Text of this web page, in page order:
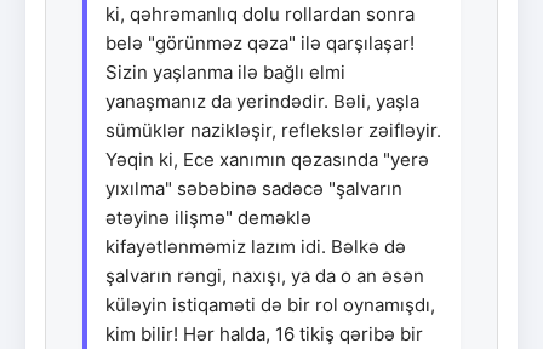
ki, qəhrəmanlıq dolu rollardan sonra
belə "görünməz qəza" ilə qarşılaşar!
Sizin yaşlanma ilə bağlı elmi
yanaşmanız da yerindədir. Bəli, yaşla
sümüklər nazikləşir, reflekslər zəifləyir.
Yəqin ki, Ece xanımın qəzasında "yerə
yıxılma" səbəbinə sadəcə "şalvarın
ətəyinə ilişmə" deməklə
kifayətlənməmiz lazım idi. Bəlkə də
şalvarın rəngi, naxışı, ya da o an əsən
küləyin istiqaməti də bir rol oynamışdı,
kim bilir! Hər halda, 16 tikiş qəribə bir